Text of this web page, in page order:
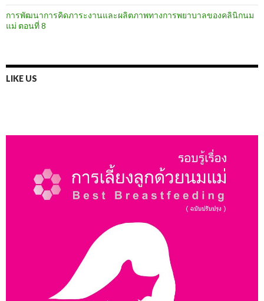
การพัฒนาการคิดภาระงานและผลิตภาพทางการพยาบาลของคลินิกนม
แม่ ตอนที่ 8
LIKE US